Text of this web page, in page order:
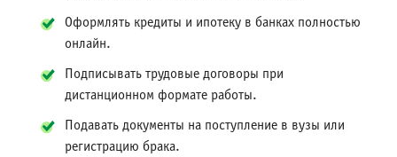
Оформлять кредиты и ипотеку в банках полностью
онлайн.
Подписывать трудовые договоры при
дистанционном формате работы.
Подавать документы на поступление в вузы или
регистрацию брака.